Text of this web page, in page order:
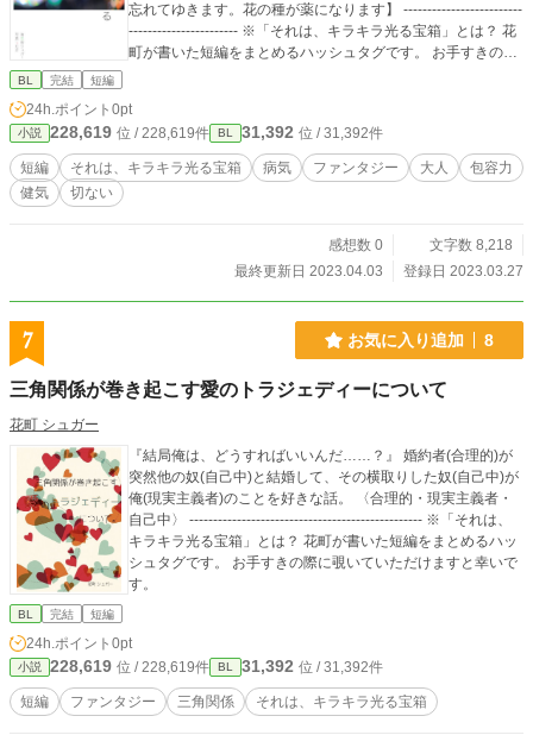
忘れてゆきます。花の種が薬になります】 -------------------------
----------------------- ※「それは、キラキラ光る宝箱」とは？ 花
町が書いた短編をまとめるハッシュタグです。 お手すきの際
BL 完結 短編
24h.ポイント 0pt
小説 228,619 位 / 228,619件 BL 31,392 位 / 31,392件
短編 それは、キラキラ光る宝箱 病気 ファンタジー 大人
包容力
健気
切ない
感想数 0
文字数 8,218
最終更新日 2023.04.03
登録日 2023.03.27
7 お気に入り追加 8
三角関係が巻き起こす愛のトラジェディーについて
花町 シュガー
『結局俺は、どうすればいいんだ……？』 婚約者(合理的)が
突然他の奴(自己中)と結婚して、その横取りした奴(自己中)が
俺(現実主義者)のことを好きな話。 〈合理的・現実主義者・
自己中〉 ------------------------------------------------- ※「それは、
キラキラ光る宝箱」とは？ 花町が書いた短編をまとめるハッ
シュタグです。 お手すきの際に覗いていただけますと幸いで
す。
BL 完結 短編
24h.ポイント 0pt
小説 228,619 位 / 228,619件 BL 31,392 位 / 31,392件
短編 ファンタジー 三角関係 それは、キラキラ光る宝箱